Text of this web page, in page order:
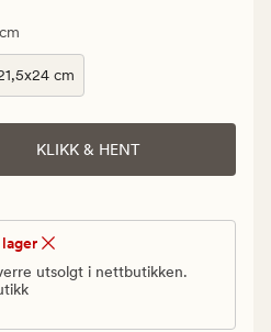
cm
KLIKK & HENT
utsolgt i nettbutikken.